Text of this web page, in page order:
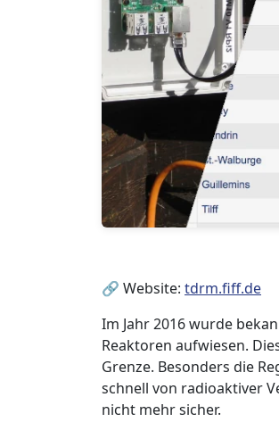
🔗 Website: tdrm.fiff.de
Im Jahr 2016 wurde
Reaktoren aufwiesen.
Grenze. Besonders die
schnell von radioaktiver
nicht mehr sicher.